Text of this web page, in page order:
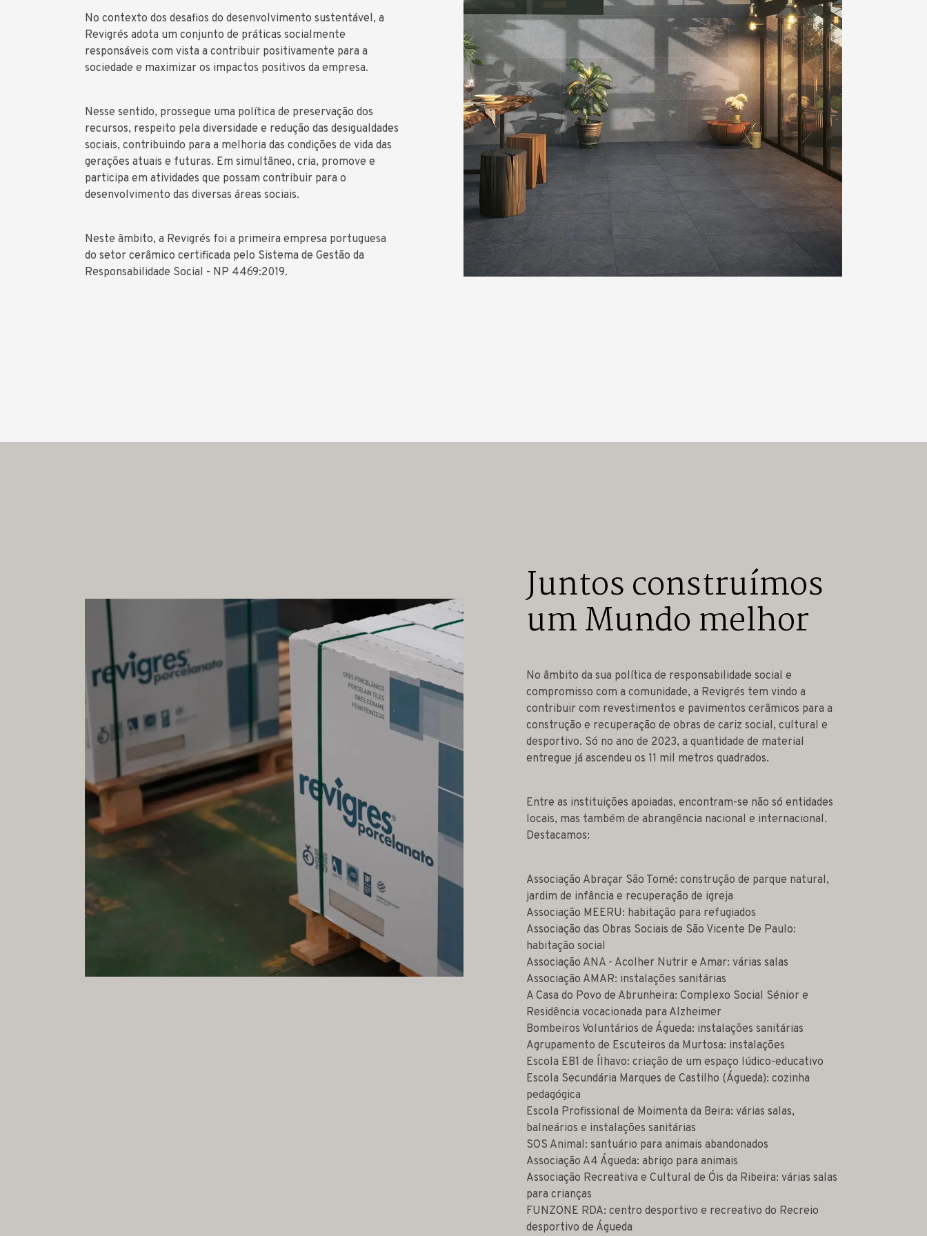
No contexto dos desafios do desenvolvimento sustentável, a
Revigrés adota um conjunto de práticas socialmente
responsáveis com vista a contribuir positivamente para a
sociedade e maximizar os impactos positivos da empresa.
Nesse sentido, prossegue uma política de preservação dos
recursos, respeito pela diversidade e redução das desigualdades
sociais, contribuindo para a melhoria das condições de vida das
gerações atuais e futuras. Em simultâneo, cria, promove e
participa em atividades que possam contribuir para o
desenvolvimento das diversas áreas sociais.
Neste âmbito, a Revigrés foi a primeira empresa portuguesa
do setor cerâmico certificada pelo Sistema de Gestão da
Responsabilidade Social - NP 4469:2019.
Juntos construímos
um Mundo melhor
No âmbito da sua política de responsabilidade social e
compromisso com a comunidade, a Revigrés tem vindo a
contribuir com revestimentos e pavimentos cerâmicos para a
construção e recuperação de obras de cariz social, cultural e
desportivo. Só no ano de 2023, a quantidade de material
entregue já ascendeu os 11 mil metros quadrados.
Entre as instituições apoiadas, encontram-se não só entidades
locais, mas também de abrangência nacional e internacional.
Destacamos:
Associação Abraçar São Tomé: construção de parque natural,
jardim de infância e recuperação de igreja
Associação MEERU: habitação para refugiados
Associação das Obras Sociais de São Vicente De Paulo:
habitação social
Associação ANA - Acolher Nutrir e Amar: várias salas
Associação AMAR: instalações sanitárias
A Casa do Povo de Abrunheira: Complexo Social Sénior e
Residência vocacionada para Alzheimer
Bombeiros Voluntários de Águeda: instalações sanitárias
Agrupamento de Escuteiros da Murtosa: instalações
Escola EB1 de Ílhavo: criação de um espaço lúdico-educativo
Escola Secundária Marques de Castilho (Águeda): cozinha
pedagógica
Escola Profissional de Moimenta da Beira: várias salas,
balneários e instalações sanitárias
SOS Animal: santuário para animais abandonados
Associação A4 Águeda: abrigo para animais
Associação Recreativa e Cultural de Óis da Ribeira: várias salas
para crianças
FUNZONE RDA: centro desportivo e recreativo do Recreio
desportivo de Águeda